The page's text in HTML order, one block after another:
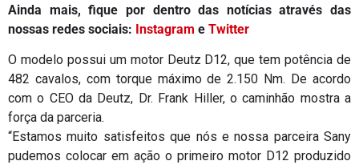
Ainda mais, fique por dentro das notícias através das
nossas redes sociais: Instagram e Twitter
O modelo possui um motor Deutz D12, que tem potência de
482 cavalos, com torque máximo de 2.150 Nm. De acordo
com o CEO da Deutz, Dr. Frank Hiller, o caminhão mostra a
força da parceria.
“Estamos muito satisfeitos que nós e nossa parceira Sany
pudemos colocar em ação o primeiro motor D12 produzido